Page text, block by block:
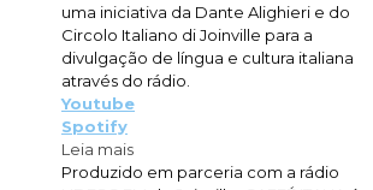
uma iniciativa da Dante Alighieri e do
Circolo Italiano di Joinville para a
divulgação de língua e cultura italiana
através do rádio.
Youtube
Spotify
Leia mais
Produzido em parceria com a rádio